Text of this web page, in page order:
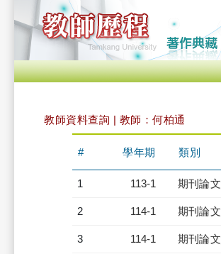
教師資料查詢 | 教師：何柏通
# 學年期 類別
1 113-1 期刊論文
2 114-1 期刊論文
3 114-1 期刊論文